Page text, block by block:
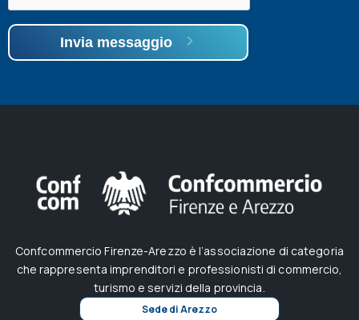
Invia messaggio
Confcommercio Firenze-Arezzo è l’associazione di categoria
che rappresenta imprenditori e professionisti di commercio,
turismo e servizi della provincia.
Sede di Arezzo